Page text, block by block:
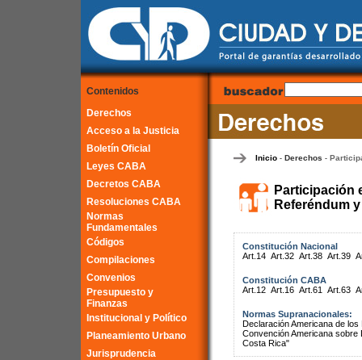
Contenidos
Derechos
Acceso a la Justicia
Boletín Oficial
Leyes CABA
Decretos CABA
Resoluciones CABA
Normas
Fundamentales
Códigos
Compilaciones
Convenios
Presupuesto y
Finanzas
Institucional y Político
Planeamiento Urbano
Jurisprudencia
Inicio- Derechos -
Participación
Referéndum
Constitución Nacional
Art.14 Art.32 Art.38 Art.39
Constitución CABA
Art.12 Art.16 Art.61 Art.63
Normas Supranacionales:
Declaración Americana de
Convención Americana
Costa Rica"